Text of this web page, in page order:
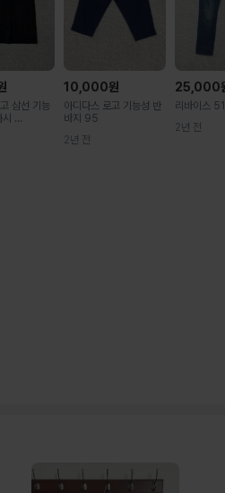
삼선 기능
시 ...
10,000원
아디다스 로고 기능성 반
바지 95
2년 전
25,000
리바이스
2년 전